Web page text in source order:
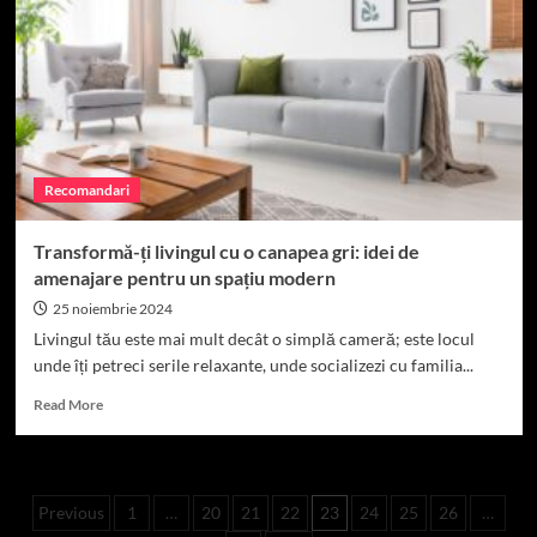
Recomandari
Transformă-ți livingul cu o canapea gri: idei de
amenajare pentru un spațiu modern
25 noiembrie 2024
Livingul tău este mai mult decât o simplă cameră; este locul
unde îți petreci serile relaxante, unde socializezi cu familia...
Read MoreRead
ți
livingul
Paginație
Previous 1 … 20 21 22 23 24 25 26
…